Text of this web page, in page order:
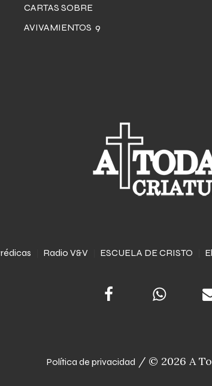
CARTAS SOBRE
AVIVAMIENTOS 9
Radio V&V ESCUELA DE CRISTO
Política de privacidad / © 2026 A